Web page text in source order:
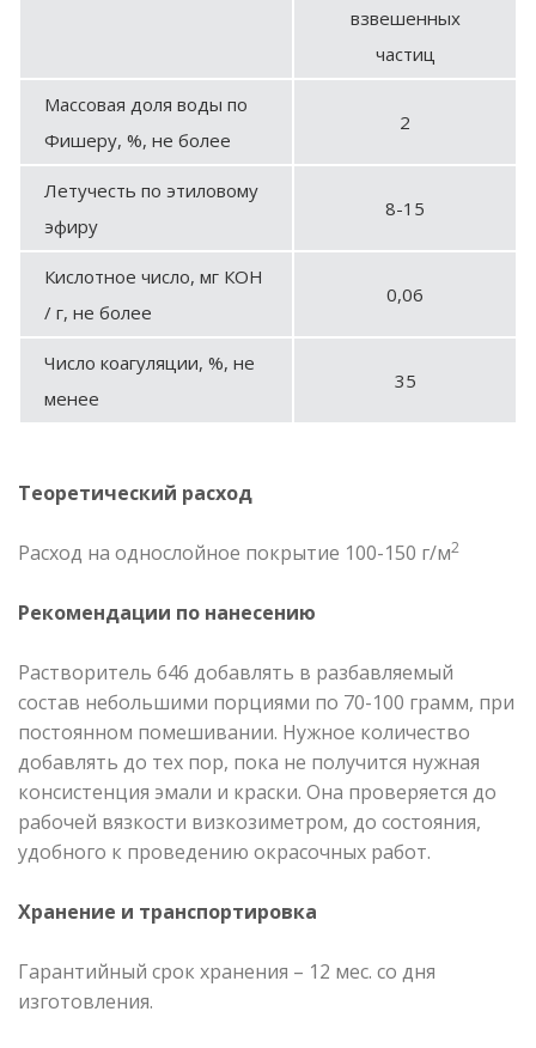
взвешенных
частиц
Массовая доля воды по
Фишеру, %, не более
2
Летучесть по этиловому
эфиру
8-15
Кислотное число, мг КОН
/ г, не более
0,06
Число коагуляции, %, не
менее
35
Теоретический расход
Расход на однослойное покрытие 100-150 г/м2
Рекомендации по нанесению
Растворитель 646 добавлять в разбавляемый
состав небольшими порциями по 70-100 грамм, при
постоянном помешивании. Нужное количество
добавлять до тех пор, пока не получится нужная
консистенция эмали и краски. Она проверяется до
рабочей вязкости визкозиметром, до состояния,
удобного к проведению окрасочных работ.
Хранение и транспортировка
Гарантийный срок хранения – 12 мес. со дня
изготовления.